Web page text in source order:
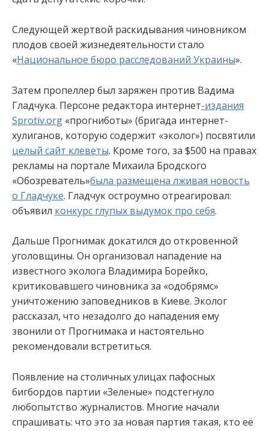
Следующей жертвой раскидывания чиновником
плодов своей жизнедеятельности стало
«Национальное бюро расследований Украины».
Затем пропеллер был заряжен против Вадима
Гладчука. Персоне редактора интернет-издания
Sprotiv.org «прогниботы» (бригада интернет-
хулиганов, которую содержит «эколог») посвятили
целый сайт клеветы. Кроме того, за $500 на правах
рекламы на портале Михаила Бродского
«Обозреватель»была размещена лживая новость
о Гладчуке. Гладчук остроумно отреагировал:
объявил конкурс глупых выдумок про себя.
Дальше Прогнимак докатился до откровенной
уголовщины. Он организовал нападение на
известного эколога Владимира Борейко,
критиковавшего чиновника за «одобрямс»
уничтожению заповедников в Киеве. Эколог
рассказал, что незадолго до нападения ему
звонили от Прогнимака и настоятельно
рекомендовали встретиться.
Появление на столичных улицах пафосных
бигбордов партии «Зеленые» подстегнуло
любопытство журналистов. Многие начали
спрашивать: что это за новая партия такая, кто её